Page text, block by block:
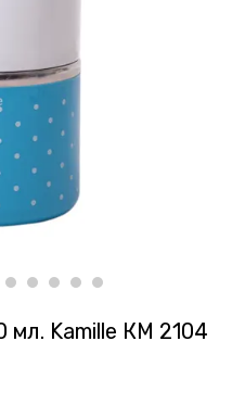
мл. Kamille КМ 2104